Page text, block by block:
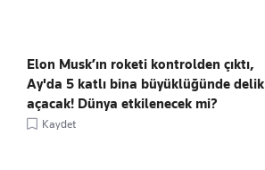
Elon Musk’ın roketi kontrolden çıktı,
Ay'da 5 katlı bina büyüklüğünde delik
açacak! Dünya etkilenecek mi?
Kaydet